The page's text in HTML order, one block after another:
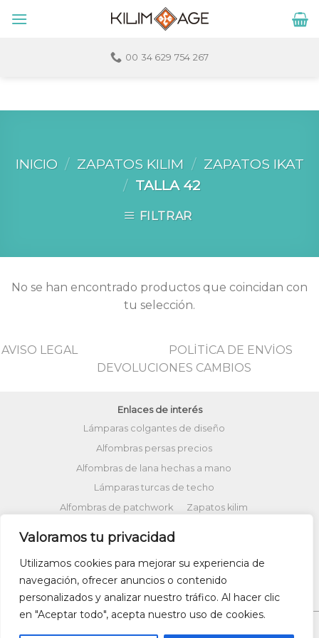
Valoramos tu privacidad
Utilizamos cookies para mejorar su experiencia de
navegación, ofrecer anuncios o contenido
personalizados y analizar nuestro tráfico. Al hacer clic
en "Aceptar todo", acepta nuestro uso de cookies.
00 34 629 754 267
INICIO / ZAPATOS KILIM / ZAPATOS IKAT
/ TALLA 42
FILTRAR
No se han encontrado productos que coincidan con
tu selección.
AVISO LEGAL
POLİTİCA DE ENVİOS
DEVOLUCIONES CAMBIOS
Enlaces de interés
Lámparas colgantes de diseño
Alfombras persas precios
Alfombras de lana hechas a mano
Lámparas turcas de techo
Alfombras de patchwork
Zapatos kilim
Alfombras patchwork vintage
Cojines Kilim
Bolsos kilim
Cojines Ikat
Comprar kilim online